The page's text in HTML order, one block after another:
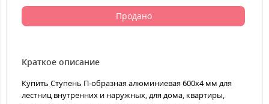
Продано
Краткое описание
Купить Ступень П-образная алюминиевая 600x4 мм для
лестниц внутренних и наружных, для дома, квартиры,